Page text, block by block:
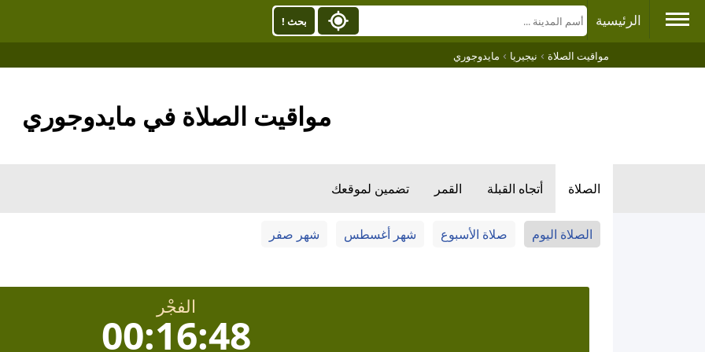
الرئيسية بحث !
مواقيت الصلاة › نيجيريا › مايدوجوري
مواقيت الصلاة في مايدوجوري
الصلاة أتجاه القبلة القمر تضمين لموقعك
الصلاة اليوم صلاة الأسبوع شهر أغسطس شهر صفر
الفجْر
00:16:47